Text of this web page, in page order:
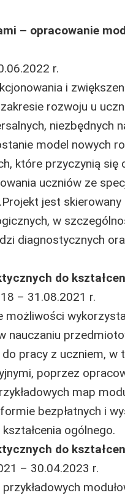
– opracowanie
r.
i
rozwoju u
niezbędnych
model nowych
które przyczynią się
uczniów ze
jest
w
diagnostycznych
do
– 31.08.2021 r.
nauczaniu
pracy z uczniem, w
poprzez
map
bezpłatnych i
ogólnego.
do
– 30.04.2023 r.